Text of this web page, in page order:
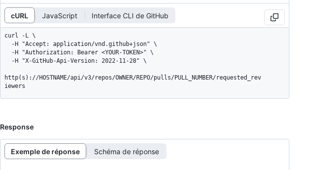
cURL JavaScript Interface CLI de GitHub
curl -L \
http(s)://HOSTNAME/api/v3/repos/OWNER/REPO/pulls/PULL_NUMBER/requested_rev
iewers
Response
Exemple de réponse Schéma de réponse